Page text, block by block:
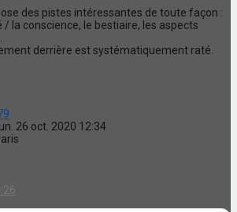
des pistes intéressantes de toute façon :
la conscience, le bestiaire, les aspects
derrière est systématiquement raté.
26 oct. 2020 12:34